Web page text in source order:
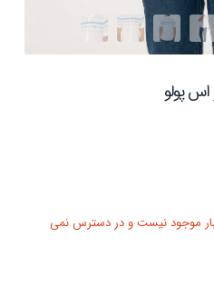
اس پولو
موجود نیست و در دسترس نمی